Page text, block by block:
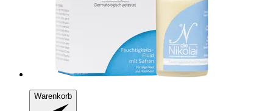
Warenkorb